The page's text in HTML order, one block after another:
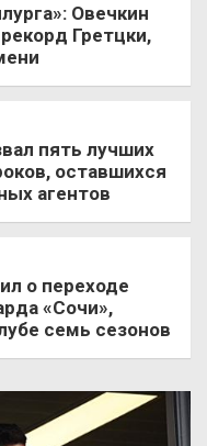
Овечкин
Гретцки,
пять лучших
оставшихся
агентов
о переходе
«Сочи»,
семь сезонов